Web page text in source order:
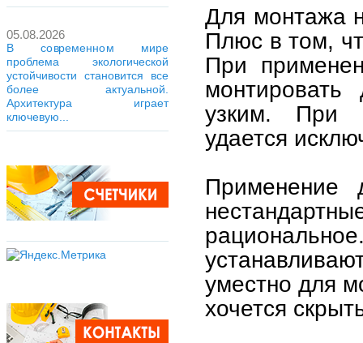
05.08.2026
В современном мире
проблема экологической
устойчивости становится все
более актуальной.
Архитектура играет
ключевую...
Для монтажа
Плюс в том,
При
узким. При
удается
Применение
уместно для
хочется